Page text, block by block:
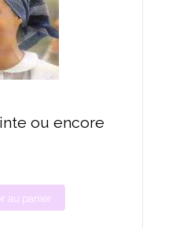
ou encore
au panier